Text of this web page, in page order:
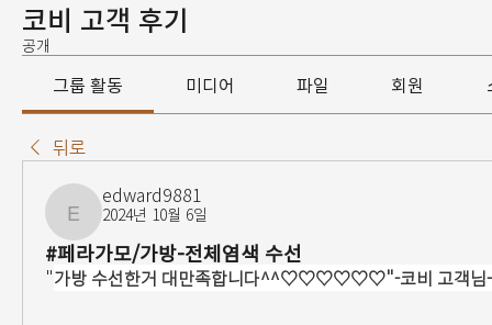
코비 고객 후기
공개
그룹 활동 미디어 파일 회원
뒤로
edward9881
edward9881
2024년 10월 6일
#페라가모/가방-전체염색 수선
"가방 수선한거 대만족합니다^^♡♡♡♡♡♡"-코비 고객님-